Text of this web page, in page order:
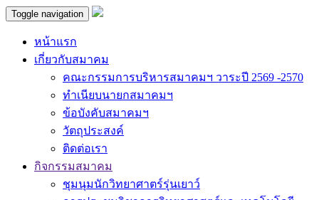
Toggle navigation
หน้าแรก
เกี่ยวกับสมาคม
คณะกรรมการบริหารสมาคมฯ วาระปี 2569 -2570
ทำเนียบนายกสมาคมฯ
ข้อบังคับสมาคมฯ
วัตถุประสงค์
ติดต่อเรา
กิจกรรมสมาคม
ชุมนุมนักวิทยาศาตร์รุ่นเยาว์